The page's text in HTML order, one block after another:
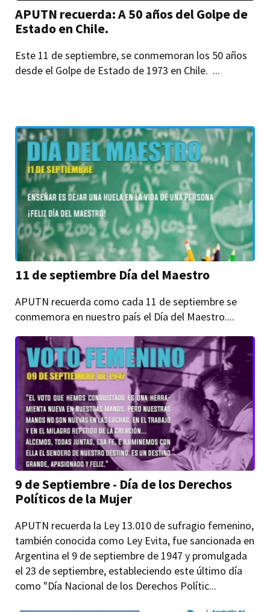
APUTN recuerda: A 50 años del Golpe de
Estado en Chile.
Este 11 de septiembre, se conmemoran los 50 años
desde el Golpe de Estado de 1973 en Chile. ...
11 de septiembre Día del Maestro
APUTN recuerda como cada 11 de septiembre se
conmemora en nuestro país el Día del Maestro....
9 de Septiembre - Día de los Derechos
Políticos de la Mujer
APUTN recuerda la Ley 13.010 de sufragio femenino,
también conocida como Ley Evita, fue sancionada en
Argentina el 9 de septiembre de 1947 y promulgada
el 23 de septiembre, estableciendo este último día
como "Día Nacional de los Derechos Polític...